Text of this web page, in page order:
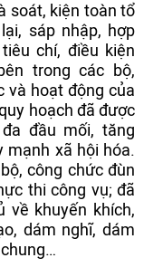
soát, kiện toàn tổ
sáp nhập, hợp
chí, điều kiện
trong các bộ,
và hoạt động của
hoạch đã được
đầu mối, tăng
mạnh xã hội hóa.
công chức đùn
thi công vụ; đã
về khuyến khích,
dám nghĩ, dám